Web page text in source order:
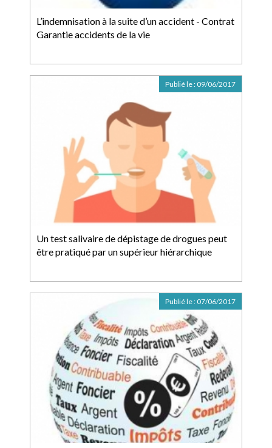
L’indemnisation à la suite d’un accident - Contrat
Garantie accidents de la vie
Un test salivaire de dépistage de drogues peut
être pratiqué par un supérieur hiérarchique
Publié le : 09/06/2017
Publié le : 07/06/2017